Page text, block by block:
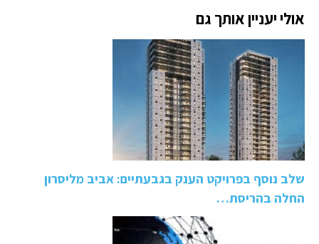
אולי יעניין אותך גם
שלב נוסף בפרויקט הענק בגבעתיים: אביב מליסרון
החלה בהריסת…